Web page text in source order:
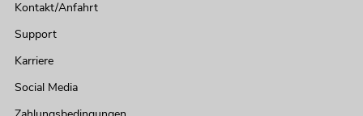
Kontakt/Anfahrt
Support
Karriere
Social Media